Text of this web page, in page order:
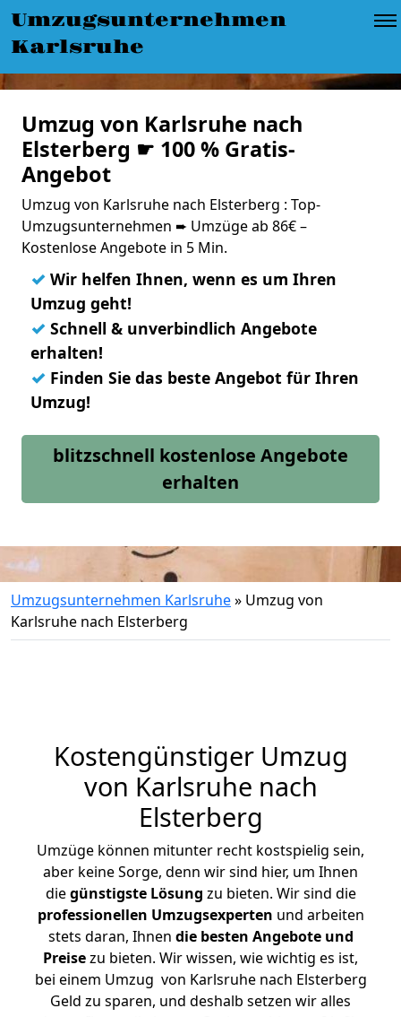
Umzugsunternehmen
Karlsruhe
Umzug von Karlsruhe nach
Elsterberg ☛ 100 % Gratis-
Angebot
Umzug von Karlsruhe nach Elsterberg : Top-
Umzugsunternehmen ➨ Umzüge ab 86€ –
Kostenlose Angebote in 5 Min.
✓ Wir helfen Ihnen, wenn es um Ihren
Umzug geht!
✓ Schnell & unverbindlich Angebote
erhalten!
✓ Finden Sie das beste Angebot für Ihren
Umzug!
blitzschnell kostenlose Angebote
erhalten
Umzugsunternehmen Karlsruhe» Umzug von
Karlsruhe nach Elsterberg
Kostengünstiger Umzug
von Karlsruhe nach
Elsterberg
Umzüge können mitunter recht kostspielig sein,
aber keine Sorge, denn wir sind hier, um Ihnen
diegünstigste Lösung zu bieten. Wir sind die
professionellen Umzugsexperten und arbeiten
stets daran, Ihnen die besten Angebote und
Preisezu bieten. Wir wissen, wie wichtig es ist,
bei einem Umzug von Karlsruhe nach Elsterberg
Geld zu sparen, und deshalb setzen wir alles